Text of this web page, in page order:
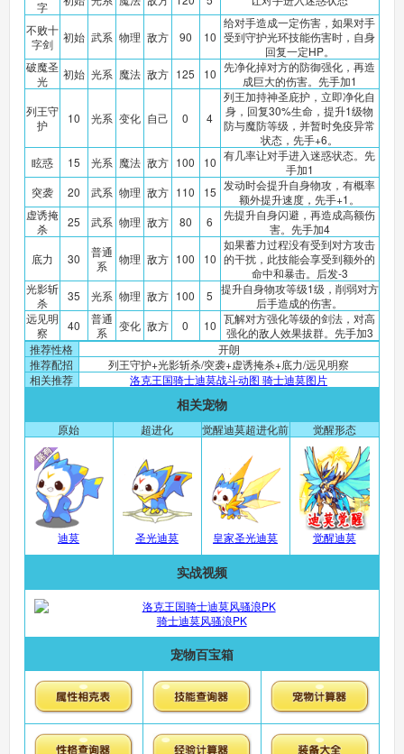
洛克王国手机版 搜 手
字
不败十
字剑
初始 武系 物理 敌方 90 10
给对手造成一定伤害，如果对手
受到守护光环技能伤害时，自身
回复一定HP。
破魔圣
光
初始 光系 魔法 敌方 125 10 先净化掉对方的防御强化，再造
成巨大的伤害。先手加1
列王守
护
10 光系 变化 自己 0 4
列王加持神圣庇护，立即净化自
身，回复30%生命，提升1级物
防与魔防等级，并暂时免疫异常
状态，先手+6。
眩惑
15 光系 魔法 敌方 100 10 有几率让对手进入迷惑状态。先
手加1
突袭
20 武系 物理 敌方 110 15 发动时会提升自身物攻，有概率
额外提升速度，先手+1。
虚诱掩
杀
25 武系 物理 敌方 80 6
先提升自身闪避，再造成高额伤
害。先手加4
底力
30
普通
系
物理 敌方 100 10
如果蓄力过程没有受到对方攻击
的干扰，此技能会享受到额外的
命中和暴击。后发-3
光影斩
杀
35 光系 物理 敌方 100 5 提升自身物攻等级1级，削弱对方
后手造成的伤害。
远见明
察
40
普通
系
变化 敌方 0 10 瓦解对方强化等级的剑法，对高
强化的敌人效果拔群。先手加3
推荐性格
开朗
推荐配招
列王守护+光影斩杀/突袭+虚诱掩杀+底力/远见明察
相关推荐
洛克王国骑士迪莫战斗动图 骑士迪莫图片
相关宠物
原始 超进化 觉醒迪莫超进化前 觉醒形态
迪莫 圣光迪莫 皇家圣光迪莫 觉醒迪莫
实战视频
骑士迪莫风骚浪PK
宠物百宝箱